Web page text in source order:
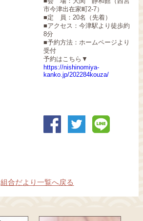
市今津出在家町2-7）
■定 員：20名（先着）
■アクセス：今津駅より徒歩約
8分
■予約方法：ホームページより
受付
予約はこちら▼
https://nishinomiya-
kanko.jp/202284kouza/
組合だより一覧へ戻る